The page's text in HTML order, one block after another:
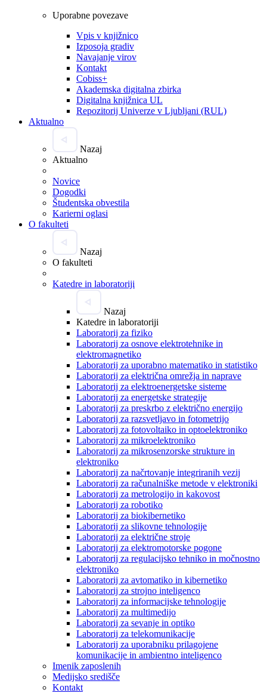
Uporabne povezave
Vpis v knjižnico
Izposoja gradiv
Navajanje virov
Kontakt
Cobiss+
Akademska digitalna zbirka
Digitalna knjižnica UL
Repozitorij Univerze v Ljubljani (RUL)
Aktualno
Nazaj
Aktualno
Novice
Dogodki
Študentska obvestila
Karierni oglasi
O fakulteti
Nazaj
O fakulteti
Katedre in laboratoriji
Nazaj
Katedre in laboratoriji
Laboratorij za fiziko
Laboratorij za osnove elektrotehnike in
elektromagnetiko
Laboratorij za uporabno matematiko in statistiko
Laboratorij za električna omrežja in naprave
Laboratorij za elektroenergetske sisteme
Laboratorij za energetske strategije
Laboratorij za preskrbo z električno energijo
Laboratorij za razsvetljavo in fotometrijo
Laboratorij za fotovoltaiko in optoelektroniko
Laboratorij za mikroelektroniko
Laboratorij za mikrosenzorske strukture in
elektroniko
Laboratorij za načrtovanje integriranih vezij
Laboratorij za računalniške metode v elektroniki
Laboratorij za metrologijo in kakovost
Laboratorij za robotiko
Laboratorij za biokibernetiko
Laboratorij za slikovne tehnologije
Laboratorij za električne stroje
Laboratorij za elektromotorske pogone
Laboratorij za regulacijsko tehniko in močnostno
elektroniko
Laboratorij za avtomatiko in kibernetiko
Laboratorij za strojno inteligenco
Laboratorij za informacijske tehnologije
Laboratorij za multimedijo
Laboratorij za sevanje in optiko
Laboratorij za telekomunikacije
Laboratorij za uporabniku prilagojene
komunikacije in ambientno inteligenco
Imenik zaposlenih
Medijsko središče
Kontakt